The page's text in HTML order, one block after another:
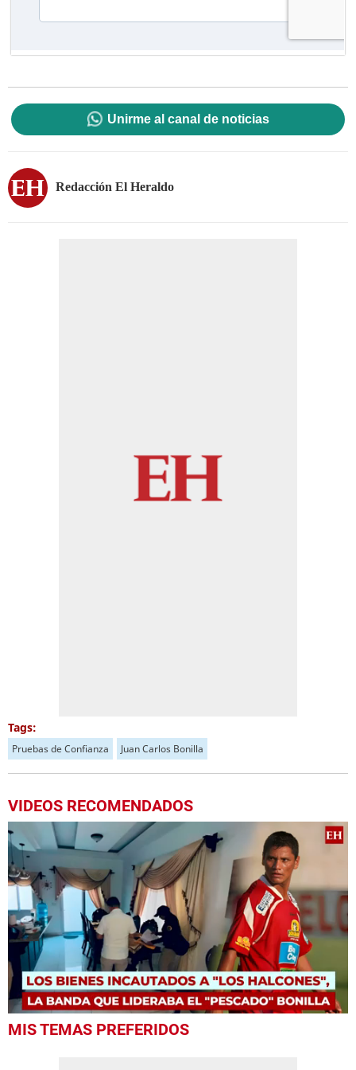
Unirme al canal de noticias
Redacción El Heraldo
Tags:
Pruebas de Confianza Juan Carlos Bonilla
VIDEOS RECOMENDADOS
of
MIS TEMAS PREFERIDOS